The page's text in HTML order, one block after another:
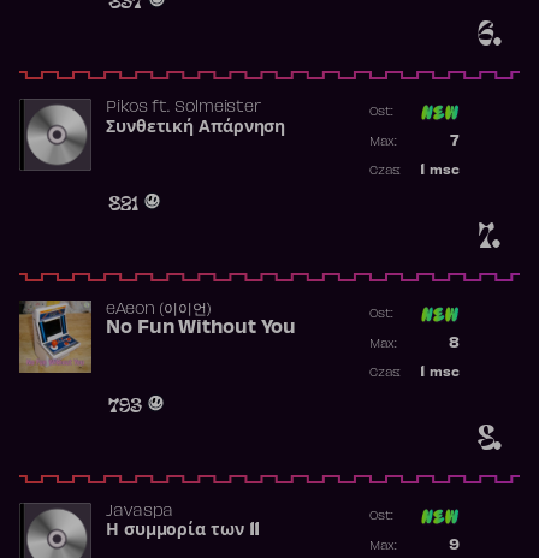
6.
7.
Pikosft. Solmeister
Συνθετική Απάρνηση
821
Ost:
7
Max:
msc
Czas:
8.
​eAeon (이이언)
No Fun Without You
793
Ost:
8
Max:
msc
Czas:
Javaspa
Η συμμορία των 11
Ost:
9
Max: